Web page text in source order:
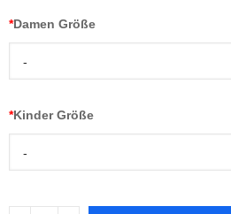
*Damen Größe
-
*Kinder Größe
-